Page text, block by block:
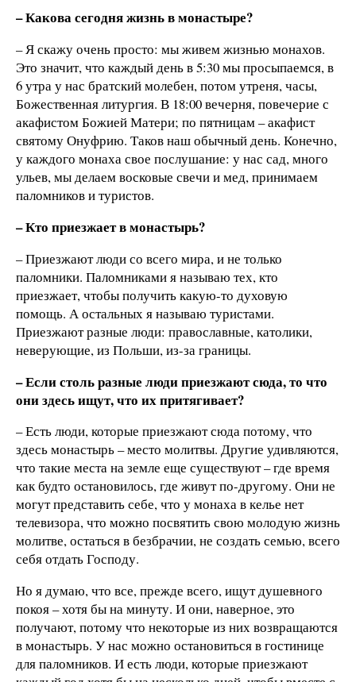
– Какова сегодня жизнь в монастыре?
– Я скажу очень просто: мы живем жизнью монахов.
Это значит, что каждый день в 5:30 мы просыпаемся, в
6 утра у нас братский молебен, потом утреня, часы,
Божественная литургия. В 18:00 вечерня, повечерие с
акафистом Божией Матери; по пятницам – акафист
святому Онуфрию. Таков наш обычный день. Конечно,
у каждого монаха свое послушание: у нас сад, много
ульев, мы делаем восковые свечи и мед, принимаем
паломников и туристов.
– Кто приезжает в монастырь?
– Приезжают люди со всего мира, и не только
паломники. Паломниками я называю тех, кто
приезжает, чтобы получить какую-то духовую
помощь. А остальных я называю туристами.
Приезжают разные люди: православные, католики,
неверующие, из Польши, из-за границы.
– Если столь разные люди приезжают сюда, то что
они здесь ищут, что их притягивает?
– Есть люди, которые приезжают сюда потому, что
здесь монастырь – место молитвы. Другие удивляются,
что такие места на земле еще существуют – где время
как будто остановилось, где живут по-другому. Они не
могут представить себе, что у монаха в келье нет
телевизора, что можно посвятить свою молодую жизнь
молитве, остаться в безбрачии, не создать семью, всего
себя отдать Господу.
Но я думаю, что все, прежде всего, ищут душевного
покоя – хотя бы на минуту. И они, наверное, это
получают, потому что некоторые из них возвращаются
в монастырь. У нас можно остановиться в гостинице
для паломников. И есть люди, которые приезжают